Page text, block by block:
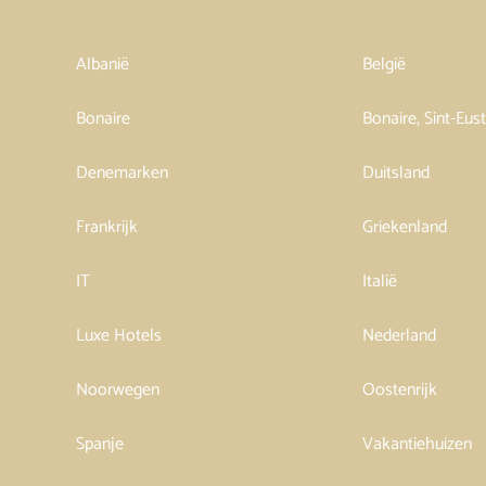
Albanië
België
Bonaire
Bonaire, Sint-
Denemarken
Duitsland
Frankrijk
Griekenland
IT
Italië
Luxe Hotels
Nederland
Noorwegen
Oostenrijk
Spanje
Vakantiehuizen